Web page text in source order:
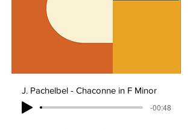
J. Pachelbel - Chaconne in F Minor
-00:48